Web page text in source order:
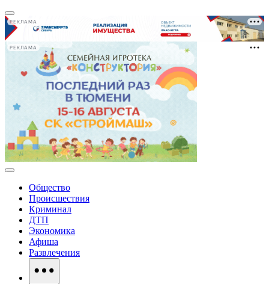
РЕКЛАМА
РЕКЛАМА
Общество
Происшествия
Криминал
ДТП
Экономика
Афиша
Развлечения